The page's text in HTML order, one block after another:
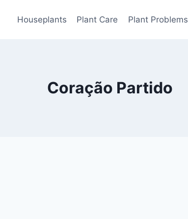
Houseplants Plant Care Plant Problems
Coração Partido